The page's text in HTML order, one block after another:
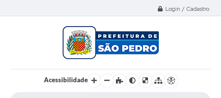
Login / Cadastro
Acessibilidade